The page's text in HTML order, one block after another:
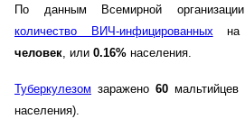
По данным Всемирной
количество ВИЧ-инфицированныхна
человек, или 0.16% населения.
Туберкулезом заражено60 мальтийцев
населения).